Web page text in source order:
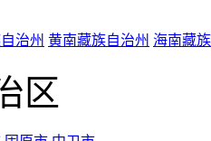
治州 黄南藏族自治州 海南藏
区